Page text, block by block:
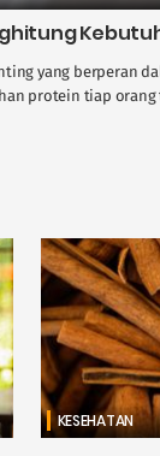
yang berperan
protein tiap
KESEHATAN